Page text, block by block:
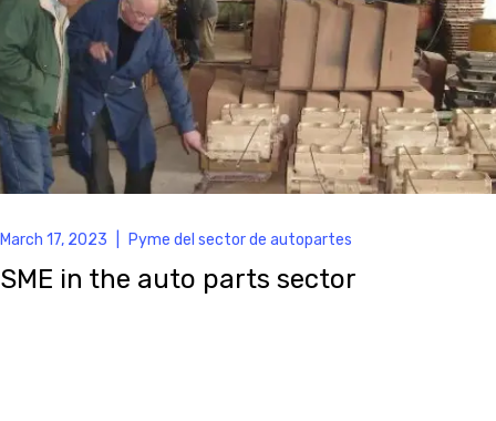
March 17, 2023 Pyme del sector de autopartes
SME in the auto parts sector